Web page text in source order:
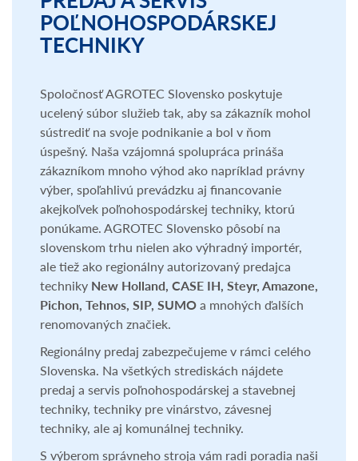
PREDAJ A SERVIS
POĽNOHOSPODÁRSKEJ
TECHNIKY
Spoločnosť AGROTEC Slovensko poskytuje
ucelený súbor služieb tak, aby sa zákazník mohol
sústrediť na svoje podnikanie a bol v ňom
úspešný. Naša vzájomná spolupráca prináša
zákazníkom mnoho výhod ako napríklad právny
výber, spoľahlivú prevádzku aj financovanie
akejkoľvek poľnohospodárskej techniky, ktorú
ponúkame. AGROTEC Slovensko pôsobí na
slovenskom trhu nielen ako výhradný importér,
ale tiež ako regionálny autorizovaný predajca
technikyNew Holland, CASE IH, Steyr, Amazone,
Pichon, Tehnos, SIP, SUMO
Regionálny predaj zabezpečujeme v rámci celého
Slovenska. Na všetkých strediskách nájdete
predaj a servis poľnohospodárskej a stavebnej
techniky, techniky pre vinárstvo, závesnej